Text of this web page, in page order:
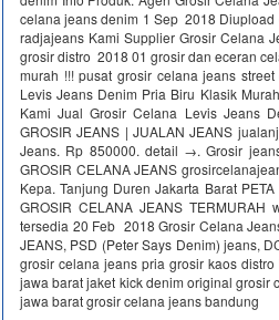
celana jeans denim 1 Sep 2018
radjajeans Kami Supplier Grosir Celana
grosir distro 2018 01 grosir dan eceran
murah !!! pusat grosir celana jeans
Levis Jeans Denim Pria Biru Klasik
Kami Jual Grosir Celana Levis Jeans
GROSIR JEANS | JUALAN JEANS
Jeans. Rp 850000. detail →. Grosir
GROSIR CELANA JEANS
Kepa. Tanjung Duren Jakarta Barat
GROSIR CELANA JEANS
tersedia 20 Feb 2018 Grosir Celana
JEANS, PSD (Peter Says Denim) jeans,
grosir celana jeans pria grosir kaos
jawa barat jaket kick denim original grosir
jawa barat grosir celana jeans bandung